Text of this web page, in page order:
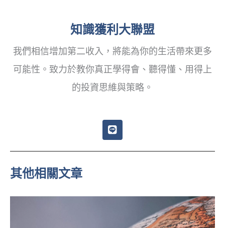
知識獲利大聯盟
我們相信增加第二收入，將能為你的生活帶來更多
可能性。致力於教你真正學得會、聽得懂、用得上
的投資思維與策略。
L
i
e
其他相關文章